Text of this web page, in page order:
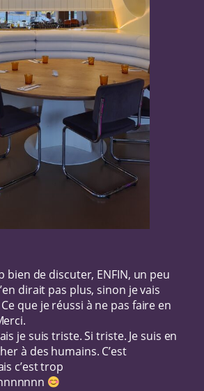
bien de discuter, ENFIN, un peu
dirait pas plus, sinon je vais
que je réussi à ne pas faire en
je suis triste. Si triste. Je suis en
à des humains. C’est
c’est trop